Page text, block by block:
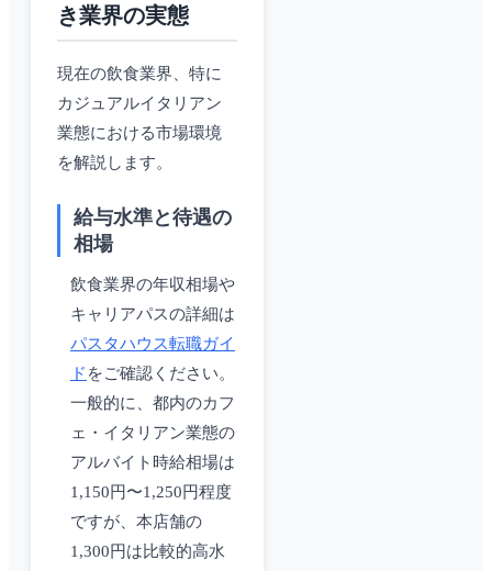
き業界の実態
現在の飲食業界、特に
カジュアルイタリアン
業態における市場環境
を解説します。
給与水準と待遇の
相場
飲食業界の年収相場や
キャリアパスの詳細は
パスタハウス転職ガイ
ド をご確認ください。
一般的に、都内のカフ
ェ・イタリアン業態の
アルバイト時給相場は
1,150円〜1,250円程度
ですが、本店舗の
1,300円は比較的高水